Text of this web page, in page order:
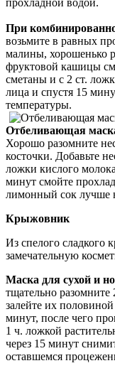
При
возьмите в равных
малины, хорошенько
фруктовой кашицы
сметаны и с 2 ст.
лица и спустя 15
температуры.
Отбеливающая
Хорошо разомните
косточки. Добавьте
ложки кислого
минут смойте
лимонный сок лучше
Крыжовник
Из спелого сладкого
замечательную
Маска для сухой и
тщательно
залейте их
минут, после чего
1 ч. ложкой
через 15 минут
оставшемся